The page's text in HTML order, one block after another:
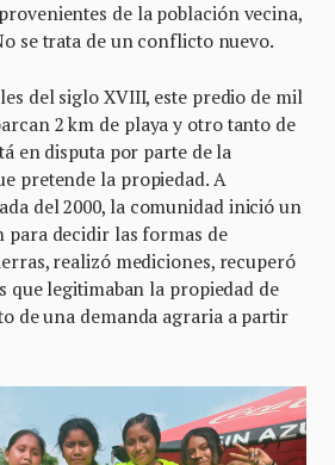
de la población vecina,
se trata de un conflicto nuevo.
del siglo XVIII, este predio de mil
2 km de playa y otro tanto de
en disputa por parte de la
pretende la propiedad. A
del 2000, la comunidad inició un
para decidir las formas de
realizó mediciones, recuperó
legitimaban la propiedad de
de una demanda agraria a partir